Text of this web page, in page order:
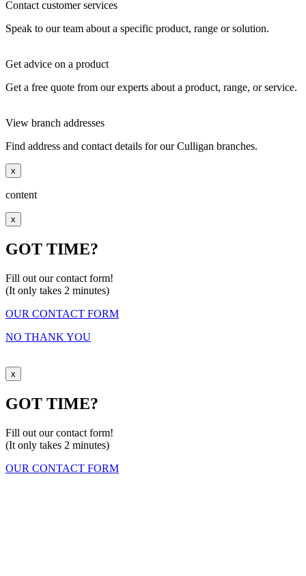
Contact customer services
Speak to our team about a specific product, range or solution.
Get advice on a product
Get a free quote from our experts about a product, range, or service.
View branch addresses
Find address and contact details for our Culligan branches.
x
content
x
GOT TIME?
Fill out our contact form!
(It only takes 2 minutes)
OUR CONTACT FORM
NO THANK YOU
x
GOT TIME?
Fill out our contact form!
(It only takes 2 minutes)
OUR CONTACT FORM